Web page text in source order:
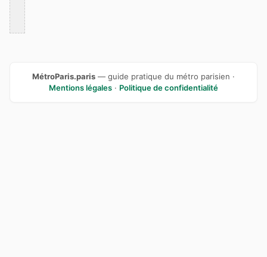
MétroParis.paris — guide pratique du métro parisien ·
Mentions légales · Politique de confidentialité